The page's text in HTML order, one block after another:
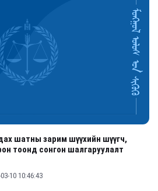
шатны зарим шүүхийн шүүгч,
тоонд сонгон шалгаруулалт
10 10:46:43